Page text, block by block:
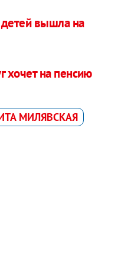
детей вышла на
хочет на пенсию
МИЛЯВСКАЯ